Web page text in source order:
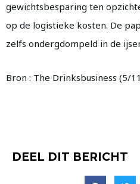
gewichtsbesparing ten
op de logistieke kosten. De
zelfs ondergdompeld in de
Bron : The Drinksbusiness (5/
DEEL DIT BERICHT